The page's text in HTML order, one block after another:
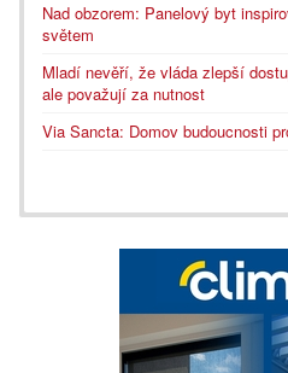
Nad obzorem: Panelový byt
světem
Mladí nevěří, že vláda zlepší
ale považují za nutnost
Via Sancta: Domov budoucnosti